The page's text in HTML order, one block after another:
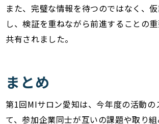
また、完璧な情報を待つのではなく、
し、検証を重ねながら前進することの
共有されました。
まとめ
第1回MIサロン愛知は、今年度の活動の
て、参加企業同士が互いの課題や取り